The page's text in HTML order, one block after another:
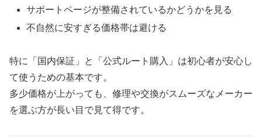
サポートページが整備されているかどうかを見る
不自然に安すぎる価格帯は避ける
特に「国内保証」と「公式ルート購入」は初心者が安心し
て使うための基本です。
多少価格が上がっても、修理や交換がスムーズなメーカー
を選ぶ方が長い目で見て得です。